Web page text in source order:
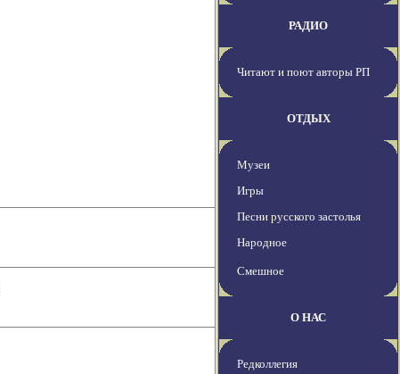
РАДИО
Читают и поют авторы РП
ОТДЫХ
Музеи
Игры
Песни русского застолья
Народное
Смешное
О НАС
Редколлегия